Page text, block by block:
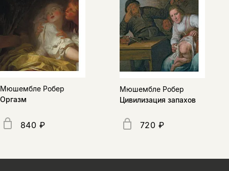
Мюшембле Робер
Оргазм
840 ₽
Мюшембле Робер
Цивилизация запахов
720 ₽